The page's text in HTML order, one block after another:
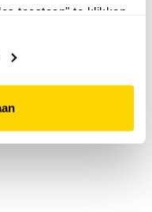
toestaan" te klikken.